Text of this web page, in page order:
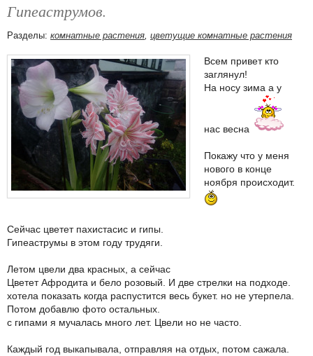
Гипеаструмов.
Разделы: комнатные растения, цветущие комнатные растения
Всем привет кто
заглянул!
На носу зима а у
нас весна
Покажу что у меня
нового в конце
ноября происходит.
Сейчас цветет пахистасис и гипы.
Гипеаструмы в этом году трудяги.
Летом цвели два красных, а сейчас
Цветет Афродита и бело розовый. И две стрелки на подходе.
хотела показать когда распустится весь букет. но не утерпела.
Потом добавлю фото остальных.
с гипами я мучалась много лет. Цвели но не часто.
Каждый год выкапывала, отправляя на отдых, потом сажала.